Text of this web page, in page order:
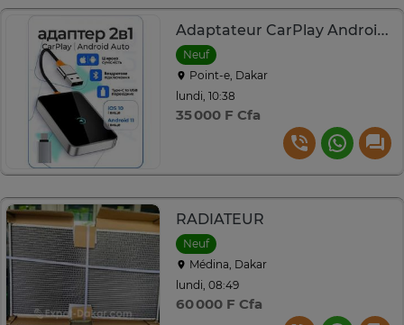
Adaptateur CarPlay Android Auto sans fil Bluetooth
Neuf
Point-e, Dakar
lundi, 10:38
35 000 F Cfa
RADIATEUR
Neuf
Médina, Dakar
lundi, 08:49
60 000 F Cfa